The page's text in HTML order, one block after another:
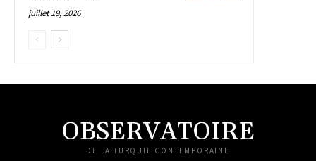
juillet 19, 2026
OBSERVATOIRE
DE LA TURQUIE CONTEMPORAINE